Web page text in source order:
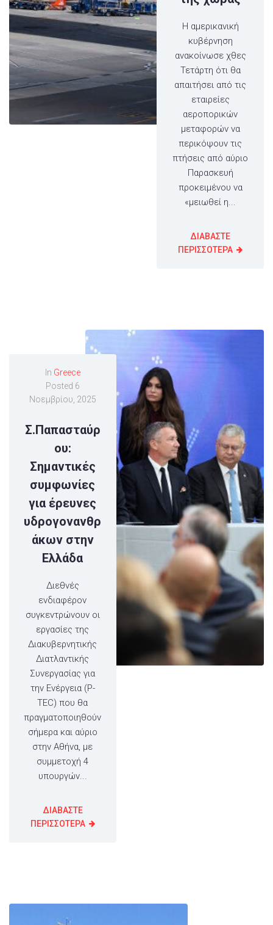
Η αμερικανική
κυβέρνηση
ανακοίνωσε χθες
Τετάρτη ότι θα
απαιτήσει από τις
εταιρείες
αεροπορικών
μεταφορών να
περικόψουν τις
πτήσεις από αύριο
Παρασκευή
προκειμένου να
«μειωθεί η...
ΔΙΑΒΑΣΤΕ
ΠΕΡΙΣΣΟΤΕΡΑ
In Greece
Posted 6
Νοεμβρίου, 2025
Σ.Παπασταύρ
ου:
Σημαντικές
συμφωνίες
για έρευνες
υδρογονανθρ
άκων στην
Ελλάδα
Διεθνές
ενδιαφέρον
συγκεντρώνουν οι
εργασίες της
Διακυβερνητικής
Διατλαντικής
Συνεργασίας για
την Ενέργεια (P-
TEC) που θα
πραγματοποιηθούν
σήμερα και αύριο
στην Αθήνα, με
συμμετοχή 4
υπουργών...
ΔΙΑΒΑΣΤΕ
ΠΕΡΙΣΣΟΤΕΡΑ